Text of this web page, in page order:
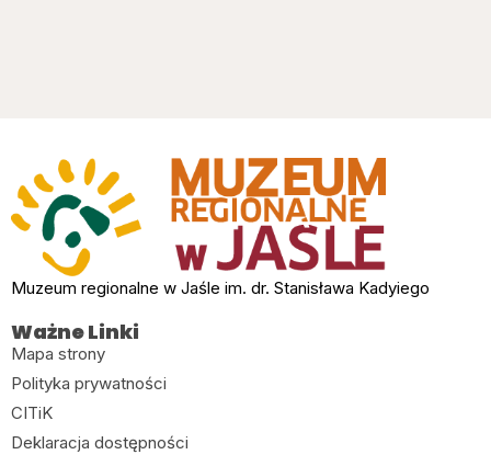
Muzeum regionalne w Jaśle im. dr. Stanisława Kadyiego
Ważne Linki
Mapa strony
Polityka prywatności
CITiK
Deklaracja dostępności